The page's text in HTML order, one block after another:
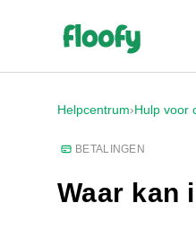
Helpcentrum›Hulp voor
BETALINGEN
Waar kan